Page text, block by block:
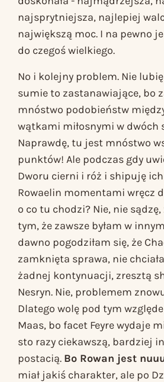
najsprytniejsza, najlepiej
największą moc. I na pewno
do czegoś wielkiego.
No i kolejny problem. Nie
sumie to zastanawiające, bo
mnóstwo podobieństw
wątkami miłosnymi w dwóch
Naprawdę, tu jest mnóstwo
punktów! Ale podczas gdy
Dworu cierni i róż i shipuję ich
Rowaelin momentami wręcz
o co tu chodzi? Nie, nie sądzę,
tym, że zawsze byłam w
dawno pogodziłam się, że
zamknięta sprawa, nie
żadnej kontynuacji, zresztą
Nesryn. Nie, problemem
Dlatego wolę pod tym
Maas, bo facet Feyre wydaje
sto razy ciekawszą, bardziej
postacią. Bo Rowan jest
miał jakiś charakter, ale po